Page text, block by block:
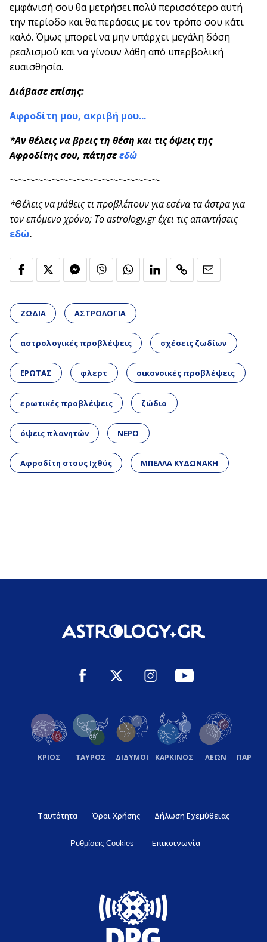
εμφάνισή σου θα μετρήσει πολύ περισσότερο αυτή
την περίοδο και θα περάσεις με τον τρόπο σου κάτι
καλό. Όμως μπορεί να μην υπάρχει μεγάλη δόση
ρεαλισμού και να γίνουν λάθη από υπερβολική
ευαισθησία.
Διάβασε επίσης:
Αφροδίτη μου, ακριβή μου...
*Αν θέλεις να βρεις τη θέση και τις όψεις της
Αφροδίτης σου, πάτησεεδώ
~-~-~-~-~-~-~-~-~-~-~-~-~-~-~-~-~-~-
*Θέλεις να μάθεις τι προβλέπουν για εσένα τα άστρα για
τον επόμενο χρόνο; Το astrology.gr έχει τις απαντήσεις
εδώ.
ΖΩΔΙΑ ΑΣΤΡΟΛΟΓΙΑ
αστρολογικές προβλέψεις σχέσεις ζωδίων
ΕΡΩΤΑΣ φλερτ οικονοικές προβλέψεις
ερωτικές προβλέψεις ζώδιο
όψεις πλανητών ΝΕΡΟ
Αφροδίτη στους Ιχθύς ΜΠΕΛΛΑ ΚΥΔΩΝΑΚΗ
ΚΡΙΟΣ ΤΑΥΡΟΣ ΔΙΔΥΜΟΙ ΚΑΡΚΙΝΟΣ ΛΕΩΝ
Ταυτότητα Όροι Χρήσης Δήλωση Εχεμύθειας
Ρυθμίσεις Cookies Επικοινωνία